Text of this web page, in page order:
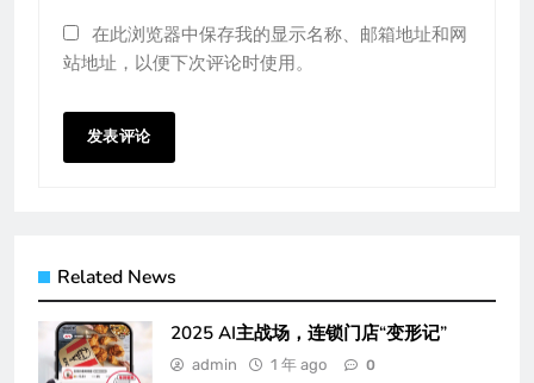
在此浏览器中保存我的显示名称、邮箱地址和网
站地址，以便下次评论时使用。
Related News
2025 AI主战场，连锁门店“变形记”
admin 1 年 ago 0